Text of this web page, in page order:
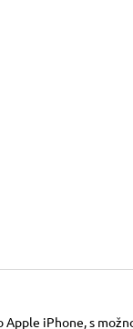
iPhone, s